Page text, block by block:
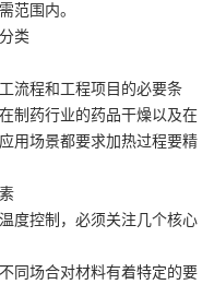
范围内。
类
流程和工程项目的必要条
制药行业的药品干燥以及在
用场景都要求加热过程要精
度控制，必须关注几个核心
同场合对材料有着特定的要